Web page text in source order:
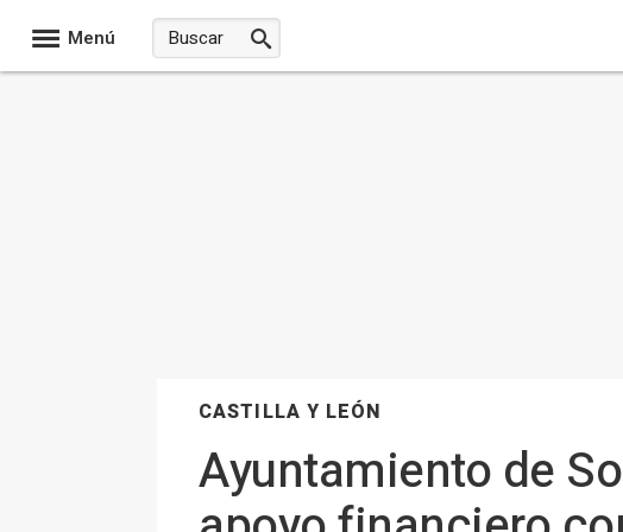
Menú
CASTILLA Y LEÓN
Ayuntamiento de